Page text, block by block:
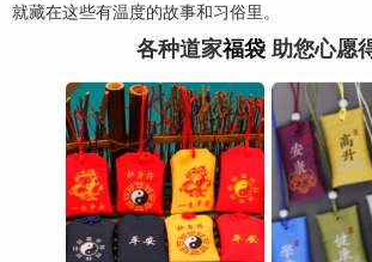
就藏在这些有温度的故事和习俗里。
各种道家福袋助您心愿